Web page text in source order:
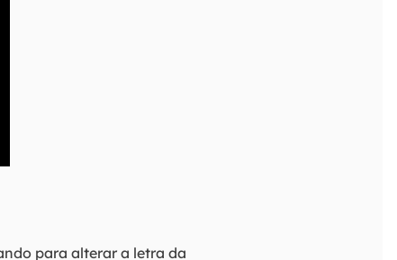
para alterar a letra da